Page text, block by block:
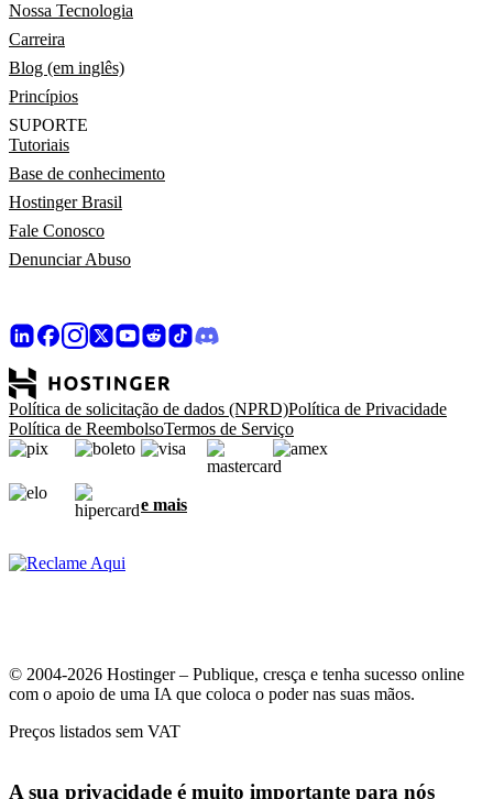
Nossa Tecnologia
Carreira
Blog (em inglês)
Princípios
SUPORTE
Tutoriais
Base de conhecimento
Hostinger Brasil
Fale Conosco
Denunciar Abuso
Política de solicitação de dados (NPRD)Política de Privacidade
Política de ReembolsoTermos de Serviço
e mais
© 2004-2026 Hostinger – Publique, cresça e tenha sucesso online
com o apoio de uma IA que coloca o poder nas suas mãos.
Preços listados sem VAT
A sua privacidade é muito importante para nós